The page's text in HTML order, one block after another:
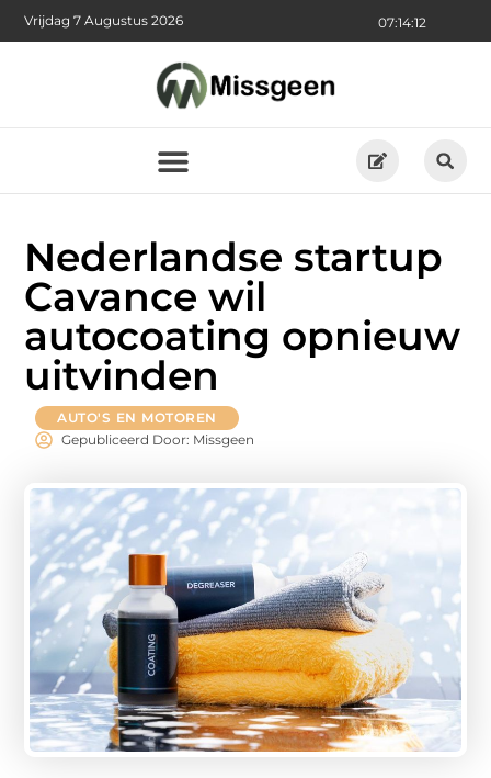
07:14:13
Vrijdag 7 Augustus 2026
Nederlandse startup
Cavance wil
autocoating opnieuw
uitvinden
AUTO'S EN MOTOREN
Gepubliceerd Door: Missgeen